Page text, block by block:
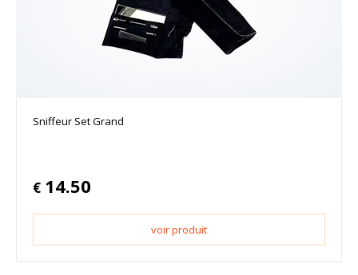
Sniffeur Set Grand
€ 14.50
voir produit